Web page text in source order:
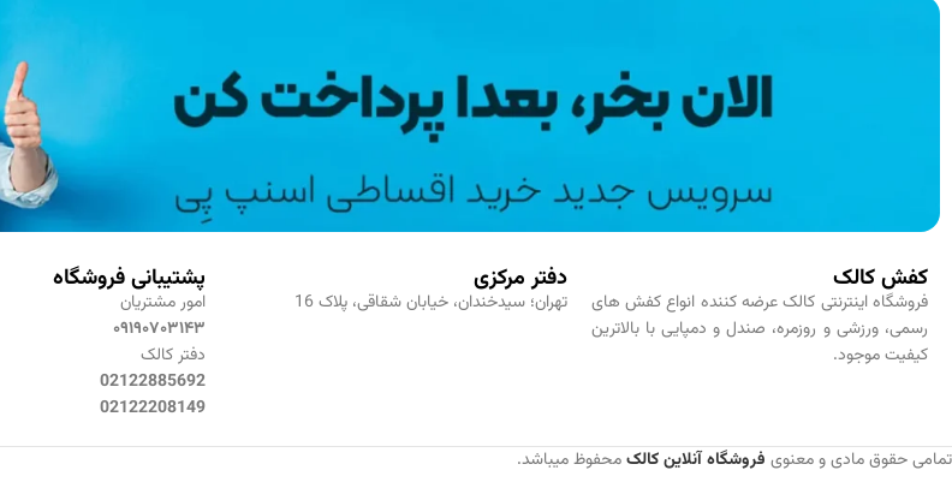
کفش کالک
فروشگاه اینترنتی کالک عرضه کننده انواع کفش های
رسمی، ورزشی و روزمره، صندل و دمپایی با بالاترین
کیفیت موجود.
دفتر مرکزی
تهران؛ سیدخندان، خیابان شقاقی، پلاک 16
پشتیبانی فروشگاه
امور مشتریان
۰۹۱۹۰۷۰۳۱۴۳
دفتر کالک
02122885692
02122208149
تمامی حقوق مادی و معنوی فروشگاه آنلاین کالکمحفوظ میباشد.